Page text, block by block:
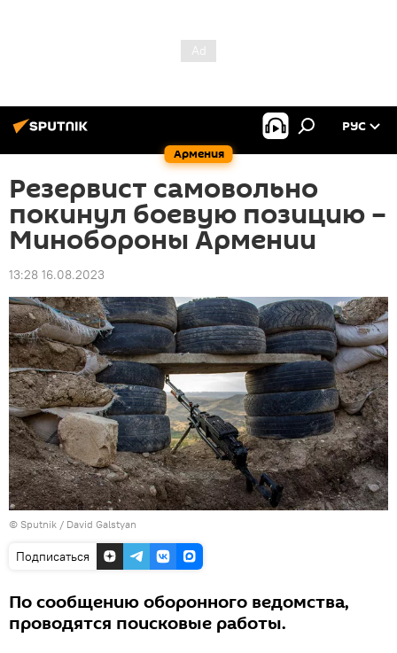
Армения
РУС
Резервист самовольно
покинул боевую позицию –
Минобороны Армении
13:28 16.08.2023
© Sputnik / David Galstyan
Подписаться
По сообщению оборонного ведомства,
проводятся поисковые работы.